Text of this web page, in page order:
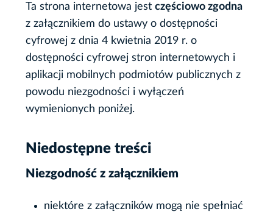
Ta strona internetowa jest częściowo zgodna
z załącznikiem do ustawy o dostępności
cyfrowej z dnia 4 kwietnia 2019 r. o
dostępności cyfrowej stron internetowych i
aplikacji mobilnych podmiotów publicznych z
powodu niezgodności i wyłączeń
wymienionych poniżej.
Niedostępne treści
Niezgodność z załącznikiem
niektóre z załączników mogą nie spełniać